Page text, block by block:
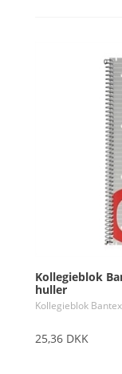
Kollegieblok
huller
Kollegieblok
25,36 DKK